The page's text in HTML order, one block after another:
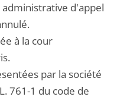
d'appel
à la cour
par la société
761-1 du code de